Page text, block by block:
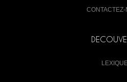
CONTACTEZ-